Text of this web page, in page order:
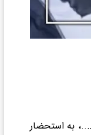
به استحضار